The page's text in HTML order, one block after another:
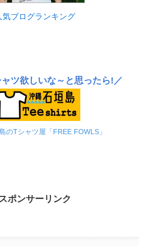
気ブログランキング
ツ欲しいな～と思ったら!／
のTシャツ屋「FREE FOWLS」
ポンサーリンク